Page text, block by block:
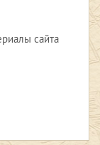
сайта